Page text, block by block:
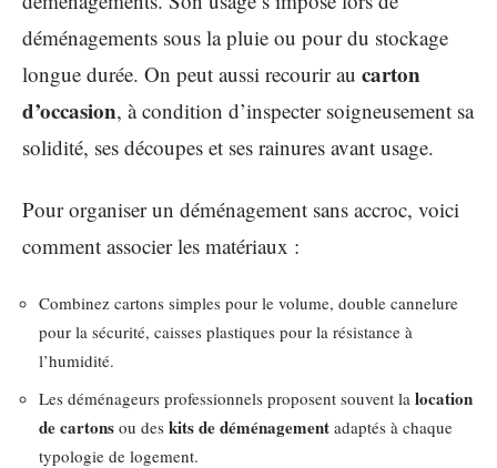
déménagements sous la pluie ou pour du stockage
longue durée. On peut aussi recourir au carton
d’occasion, à condition d’inspecter soigneusement sa
solidité, ses découpes et ses rainures avant usage.
Pour organiser un déménagement sans accroc, voici
comment associer les matériaux :
Combinez cartons simples pour le volume, double cannelure
pour la sécurité, caisses plastiques pour la résistance à
l’humidité.
Les déménageurs professionnels proposent souvent la location
de cartons ou des kits de déménagement adaptés à chaque
typologie de logement.